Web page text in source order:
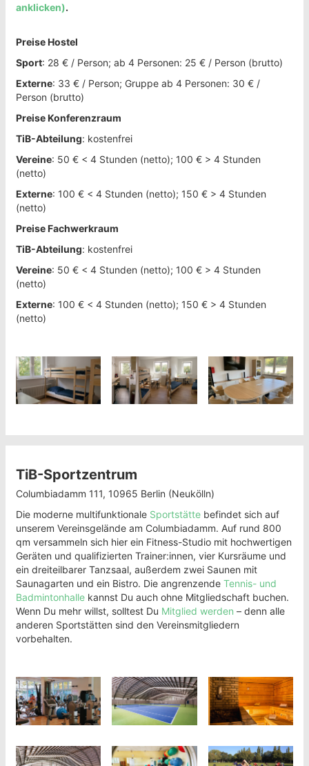
anklicken).
Preise Hostel
Sport: 28 € / Person; ab 4 Personen: 25 € / Person (brutto)
Externe: 33 € / Person; Gruppe ab 4 Personen: 30 € /
Person (brutto)
Preise Konferenzraum
TiB-Abteilung: kostenfrei
Vereine: 50 € < 4 Stunden (netto); 100 € > 4 Stunden
(netto)
Externe: 100 € < 4 Stunden (netto); 150 € > 4 Stunden
(netto)
Preise Fachwerkraum
TiB-Abteilung: kostenfrei
Vereine: 50 € < 4 Stunden (netto); 100 € > 4 Stunden
(netto)
Externe: 100 € < 4 Stunden (netto); 150 € > 4 Stunden
(netto)
TiB-Sportzentrum
Columbiadamm 111, 10965 Berlin (Neukölln)
Die moderne multifunktionale Sportstätte befindet sich auf
unserem Vereinsgelände am Columbiadamm. Auf rund 800
qm versammeln sich hier ein Fitness-Studio mit hochwertigen
Geräten und qualifizierten Trainer:innen, vier Kursräume und
ein dreiteilbarer Tanzsaal, außerdem zwei Saunen mit
Saunagarten und ein Bistro. Die angrenzende Tennis- und
Badmintonhalle kannst Du auch ohne Mitgliedschaft buchen.
Wenn Du mehr willst, solltest Du Mitglied werden – denn alle
anderen Sportstätten sind den Vereinsmitgliedern
vorbehalten.